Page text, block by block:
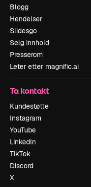
Blogg
Hendelser
Slidesgo
Selg innhold
Presserom
Leter etter magnific.ai
Ta kontakt
Kundestøtte
Instagram
YouTube
LinkedIn
TikTok
Discord
X